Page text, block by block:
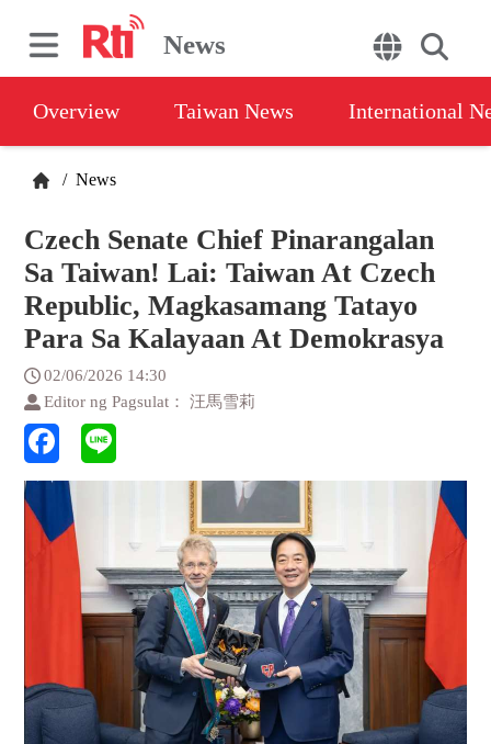
News
Overview Taiwan News International
/ News
Czech Senate Chief Pinarangalan
Sa Taiwan! Lai: Taiwan At Czech
Republic, Magkasamang Tatayo
Para Sa Kalayaan At Demokrasya
02/06/2026 14:30
Editor ng Pagsulat： 汪馬雪莉